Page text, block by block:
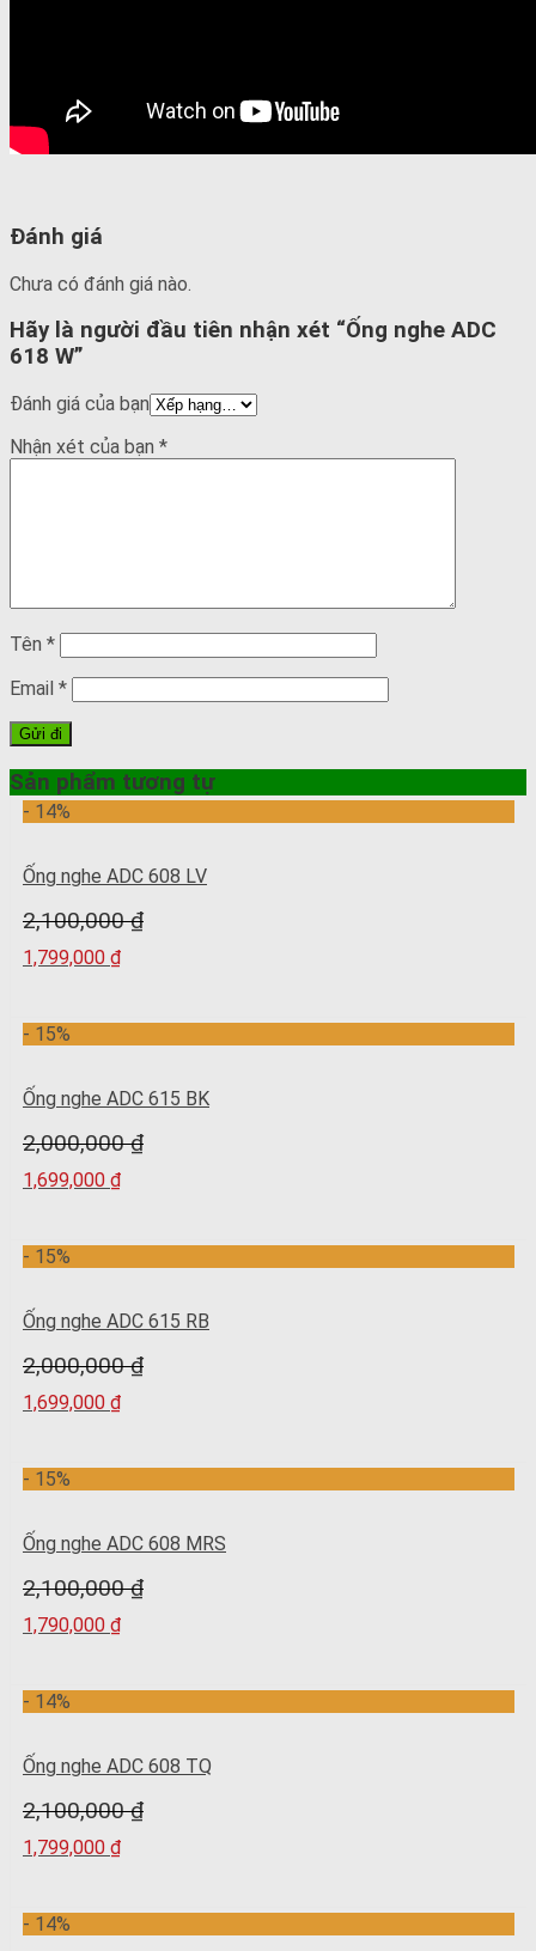
Đánh giá
Chưa có đánh giá nào.
Hãy là người đầu tiên nhận xét “Ống nghe ADC
618 W”
Đánh giá của bạn
Nhận xét của bạn *
Tên *
Email *
Sản phẩm tương tự
- 14%
Ống nghe ADC 608 LV
2,100,000₫
1,799,000 ₫
- 15%
Ống nghe ADC 615 BK
2,000,000₫
1,699,000 ₫
- 15%
Ống nghe ADC 615 RB
2,000,000₫
1,699,000 ₫
- 15%
Ống nghe ADC 608 MRS
2,100,000₫
1,790,000 ₫
- 14%
Ống nghe ADC 608 TQ
2,100,000₫
1,799,000 ₫
- 14%